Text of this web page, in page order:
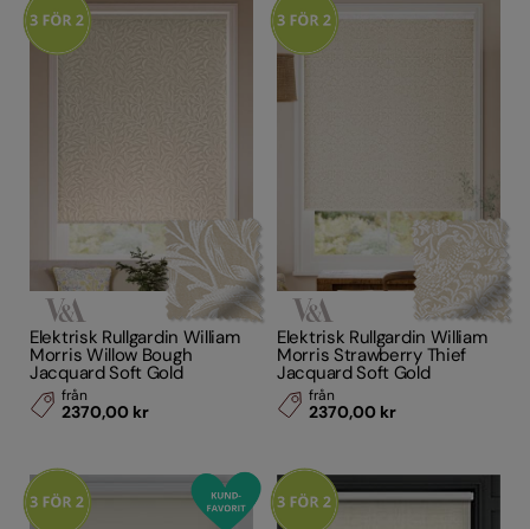
Elektrisk Rullgardin William
Morris Willow Bough
Jacquard Soft Gold
från
2370,00 kr
Elektrisk Rullgardin William
Morris Strawberry Thief
Jacquard Soft Gold
från
2370,00 kr